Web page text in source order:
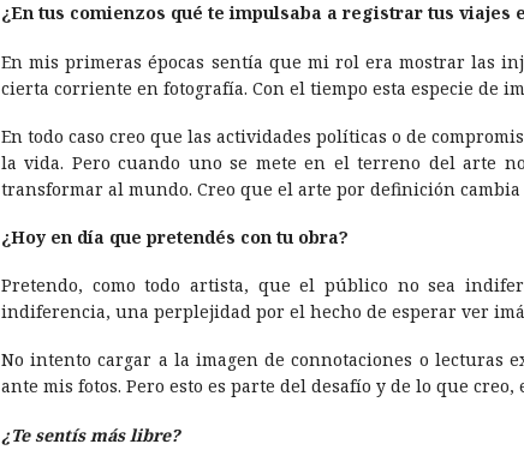
¿En tus comienzos qué te impulsaba a registrar tus viajes
En mis primeras épocas sentí­a que mi rol era mostrar las
cierta corriente en fotografí­a. Con el tiempo esta especie de
En todo caso creo que las actividades polí­ticas o de
la vida. Pero cuando uno se mete en el terreno del arte
transformar al mundo. Creo que el arte por definición
¿Hoy en dí­a que pretendés con tu obra?
Pretendo, como todo artista, que el público no sea
indiferencia, una perplejidad por el hecho de esperar ver
No intento cargar a la imagen de connotaciones o lecturas
ante mis fotos. Pero esto es parte del desafí­o y de lo que
¿Te sentí­s más libre?